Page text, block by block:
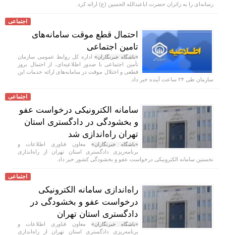
رسانه‌ای را به زائران حضرت اباعبدالله الحسین (ع) ارائه کرد.
اجتماعی
احتمال قطع موقت سامانه‌های
تامین اجتماعی
«باشگاه خبرنگاران»اداره کل روابط عمومی سازمان
تأمین اجتماعی با صدور اطلاعیه‌ای، از احتمال بروز
قطعی و اختلال موقت در سامانه‌های ارائه خدمات این
سازمان طی ۲۴ ساعت آینده خبر داد.
اجتماعی
سامانه الکترونیکی درخواست عفو
و بخشودگی در دادگستری استان
تهران راه‌اندازی شد
«باشگاه خبرنگاران» معاون فناوری اطلاعات و
برنامه‌ریزی دادگستری استان تهران از راه‌اندازی
نخستین سامانه الکترونیکی درخواست عفو و بخشودگی کشور خبر داد.
اجتماعی
راه‌اندازی سامانه الکترونیکی
درخواست عفو و بخشودگی در
دادگستری استان تهران
«باشگاه خبرنگاران» معاون فناوری اطلاعات و
برنامه‌ریزی دادگستری استان تهران از راه‌اندازی